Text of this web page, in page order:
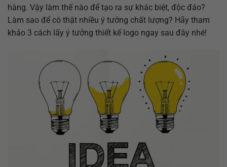
hàng. Vậy làm thế nào để tạo ra sự khác biệt, độc đáo?
Làm sao để có thật nhiều ý tưởng chất lượng? Hãy tham
khảo 3 cách lấy ý tưởng thiết kế logo ngay sau đây nhé!